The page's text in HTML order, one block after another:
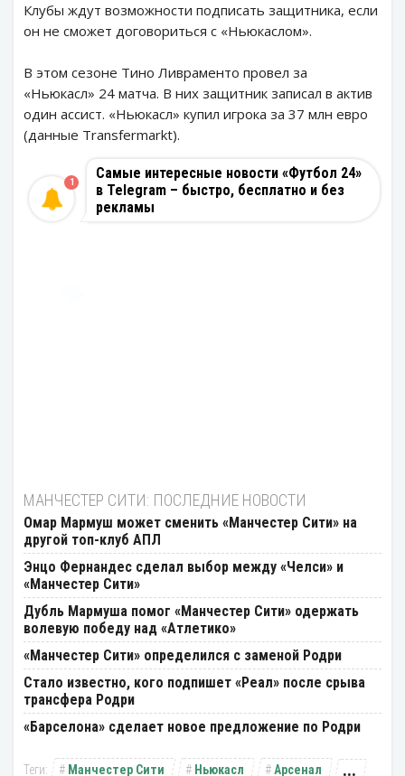
Клубы ждут возможности подписать защитника, если
он не сможет договориться с «Ньюкаслом».
В этом сезоне Тино Ливраменто провел за
«Ньюкасл» 24 матча. В них защитник записал в актив
один ассист. «Ньюкасл» купил игрока за 37 млн евро
(данные Transfermarkt).
Самые интересные новости «Футбол 24»
в Telegram – быстро, бесплатно и без
рекламы
1
МАНЧЕСТЕР СИТИ: ПОСЛЕДНИЕ НОВОСТИ
Омар Мармуш может сменить «Манчестер Сити» на
другой топ-клуб АПЛ
Энцо Фернандес сделал выбор между «Челси» и
«Манчестер Сити»
Дубль Мармуша помог «Манчестер Сити» одержать
волевую победу над «Атлетико»
«Манчестер Сити» определился с заменой Родри
Стало известно, кого подпишет «Реал» после срыва
трансфера Родри
«Барселона» сделает новое предложение по Родри
Манчестер Сити Ньюкасл Арсенал ...